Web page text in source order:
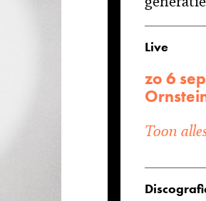
Live
zo 6
Toon